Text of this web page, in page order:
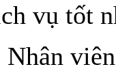
vụ tốt
Nhân